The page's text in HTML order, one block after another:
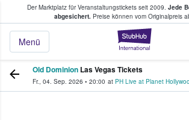
Der Marktplatz für Veranstaltungstickets seit 2009. Jede
abgesichert.Preise können vom Originalpreis
Menü
Tickets kaufen &
Old Dominion Las Vegas Tickets
Fr., 04. Sep. 2026 • 20:00 at PH Live at Planet